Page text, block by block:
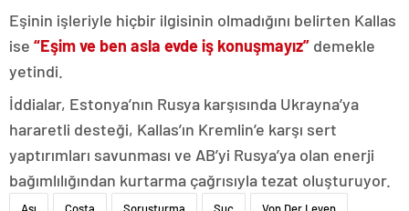
Eşinin işleriyle hiçbir ilgisinin olmadığını belirten Kallas
ise “Eşim ve ben asla evde iş konuşmayız” demekle
yetindi.
İddialar, Estonya’nın Rusya karşısında Ukrayna’ya
hararetli desteği, Kallas’ın Kremlin’e karşı sert
yaptırımları savunması ve AB’yi Rusya’ya olan enerji
bağımlılığından kurtarma çağrısıyla tezat oluşturuyor.